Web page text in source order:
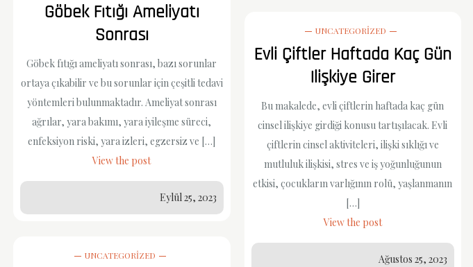
Göbek Fıtığı Ameliyatı
Sonrası
Göbek fıtığı ameliyatı sonrası, bazı sorunlar
ortaya çıkabilir ve bu sorunlar için çeşitli tedavi
yöntemleri bulunmaktadır. Ameliyat sonrası
ağrılar, yara bakımı, yara iyileşme süreci,
enfeksiyon riski, yara izleri, egzersiz ve […]
View the post
Eylül 25, 2023
UNCATEGORIZED
Evli Çiftler Haftada Kaç Gün
Ilişkiye Girer
Bu makalede, evli çiftlerin haftada kaç gün
cinsel ilişkiye girdiği konusu tartışılacak. Evli
çiftlerin cinsel aktiviteleri, ilişki sıklığı ve
mutluluk ilişkisi, stres ve iş yoğunluğunun
etkisi, çocukların varlığının rolü, yaşlanmanın
[…]
View the post
Ağustos 25, 2023
UNCATEGORIZED